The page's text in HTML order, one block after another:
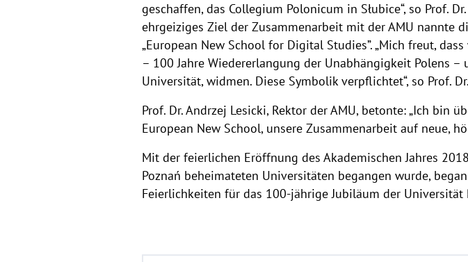
geschaffen, das Collegium Polonicum in Słubice“, so Prof.
ehrgeiziges Ziel der Zusammenarbeit mit der AMU nannte
„European New School for Digital Studies”. „Mich freut,
– 100 Jahre Wiedererlangung der Unabhängigkeit Polens
Universität, widmen. Diese Symbolik verpflichtet“, so Prof.
Prof. Dr. Andrzej Lesicki, Rektor der AMU, betonte: „Ich bin
European New School, unsere Zusammenarbeit auf neue,
Mit der feierlichen Eröffnung des Akademischen Jahres
Poznań beheimateten Universitäten begangen wurde,
Feierlichkeiten für das 100-jährige Jubiläum der Universität